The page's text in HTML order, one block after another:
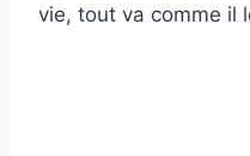
vie, tout va comme il